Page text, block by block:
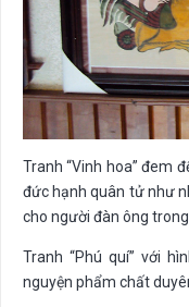
Tranh “Vinh hoa” đem
đức hạnh quân tử như
cho người đàn ông
Tranh “Phú quí” với
nguyện phẩm chất